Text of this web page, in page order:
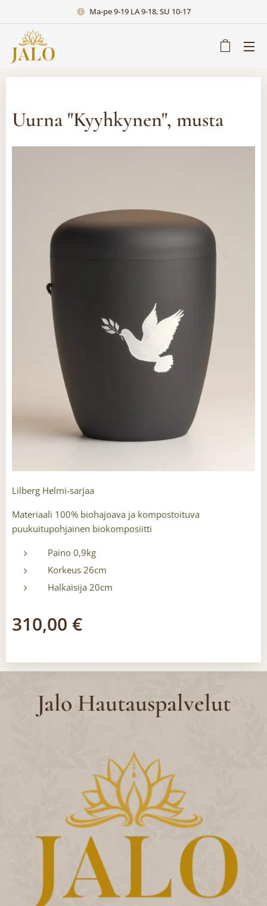
Ma-pe 9-19 LA 9-18, SU 10-17
Uurna "Kyyhkynen", musta
Lilberg Helmi-sarjaa
Materiaali 100% biohajoava ja kompostoituva
puukuitupohjainen biokomposiitti
Paino 0,9kg
Korkeus 26cm
Halkaisija 20cm
310,00 €
Jalo Hautauspalvelut